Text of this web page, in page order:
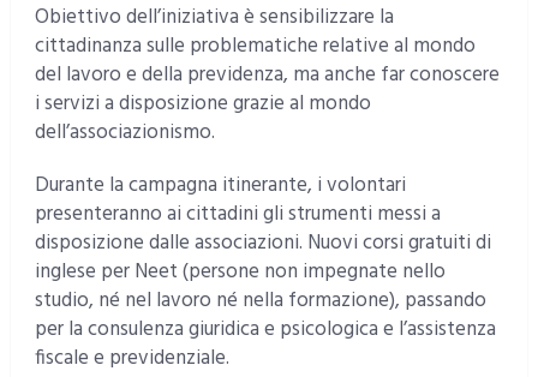
Obiettivo dell’iniziativa è sensibilizzare la
cittadinanza sulle problematiche relative al mondo
del lavoro e della previdenza, ma anche far conoscere
i servizi a disposizione grazie al mondo
dell’associazionismo.
Durante la campagna itinerante, i volontari
presenteranno ai cittadini gli strumenti messi a
disposizione dalle associazioni. Nuovi corsi gratuiti di
inglese per Neet (persone non impegnate nello
studio, né nel lavoro né nella formazione), passando
per la consulenza giuridica e psicologica e l’assistenza
fiscale e previdenziale.